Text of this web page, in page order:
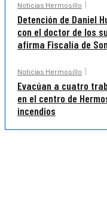
Noticias Hermosillo
Detención de Daniel
con el doctor de los
afirma Fiscalía de
Noticias Hermosillo
Evacúan a cuatro
en el centro de
incendios